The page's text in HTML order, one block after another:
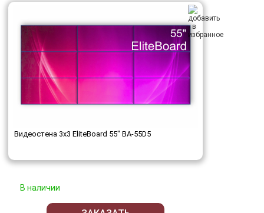
Видеостена 3x3 EliteBoard 55" BA-55D5
В наличии